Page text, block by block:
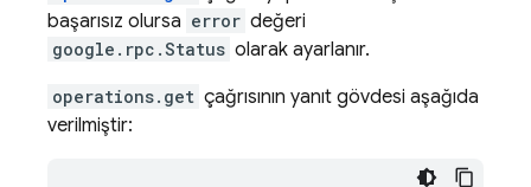
başarısız olursa error değeri
google.rpc.Status olarak ayarlanır.
operations.get çağrısının yanıt gövdesi aşağıda
verilmiştir: